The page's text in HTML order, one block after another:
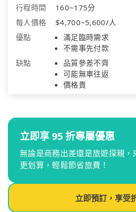
行程時間
160~175分
每人價格
$4,700~5,600/人
優點
滿足臨時需求
不需事先付款
缺點
品質參差不齊
可能無車往返
價格貴
立即享 95 折專屬優惠
無論是商務出差還是旅遊探親
更划算，輕鬆節省旅費！
立即預訂，享受